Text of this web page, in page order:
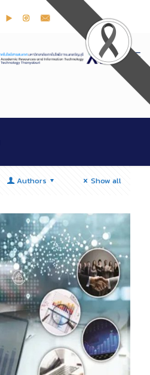
Authors Show all